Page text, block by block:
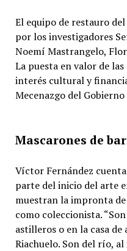
El equipo de restauro
por los investigadores
Noemí Mastrangelo,
La puesta en valor de
interés cultural y
Mecenazgo del
Mascarones de
Víctor Fernández
parte del inicio del arte
muestran la impronta
como coleccionista.
astilleros o en la casa
Riachuelo. Son del río,